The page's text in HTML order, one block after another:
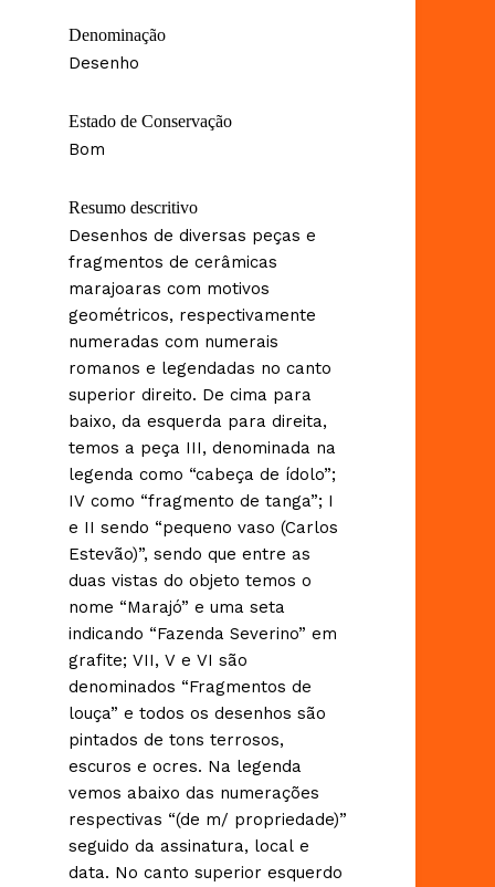
Denominação
Desenho
Estado de Conservação
Bom
Resumo descritivo
Desenhos de diversas peças e
fragmentos de cerâmicas
marajoaras com motivos
geométricos, respectivamente
numeradas com numerais
romanos e legendadas no canto
superior direito. De cima para
baixo, da esquerda para direita,
temos a peça III, denominada na
legenda como “cabeça de ídolo”;
IV como “fragmento de tanga”; I
e II sendo “pequeno vaso (Carlos
Estevão)”, sendo que entre as
duas vistas do objeto temos o
nome “Marajó” e uma seta
indicando “Fazenda Severino” em
grafite; VII, V e VI são
denominados “Fragmentos de
louça” e todos os desenhos são
pintados de tons terrosos,
escuros e ocres. Na legenda
vemos abaixo das numerações
respectivas “(de m/ propriedade)”
seguido da assinatura, local e
data. No canto superior esquerdo